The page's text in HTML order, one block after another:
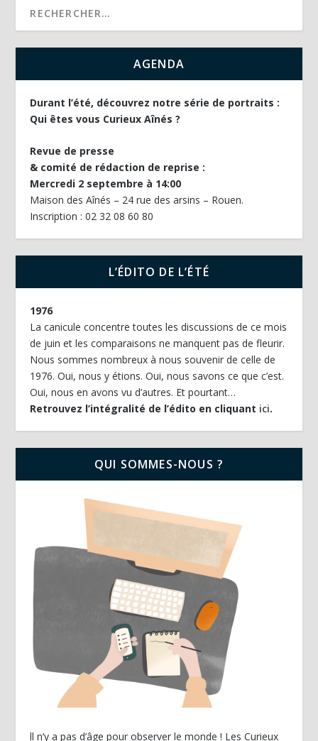
AGENDA
Durant l’été, découvrez notre série de portraits :
Qui êtes vous Curieux Aînés ?
Revue de presse
& comité de rédaction de reprise :
Mercredi 2 septembre à 14:00
Maison des Aînés – 24 rue des arsins – Rouen.
Inscription : 02 32 08 60 80
L’ÉDITO DE L’ÉTÉ
1976
La canicule concentre toutes les discussions de ce mois
de juin et les comparaisons ne manquent pas de fleurir.
Nous sommes nombreux à nous souvenir de celle de
1976. Oui, nous y étions. Oui, nous savons ce que c’est.
Oui, nous en avons vu d’autres. Et pourtant…
Retrouvez l’intégralité de l’édito en cliquant ici.
QUI SOMMES-NOUS ?
ll n’y a pas d’âge pour observer le monde ! Les Curieux